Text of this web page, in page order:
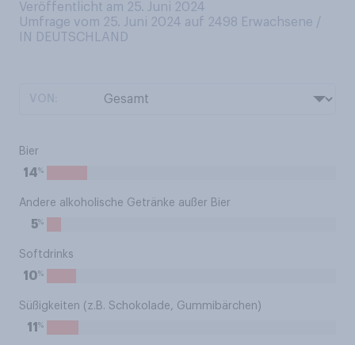
Veröffentlicht am 25. Juni 2024
Umfrage vom 25. Juni 2024 auf 2498 Erwachsene /
IN DEUTSCHLAND
Bier
14%
Andere alkoholische Getränke außer Bier
5%
Softdrinks
10%
Süßigkeiten (z.B. Schokolade, Gummibärchen)
11 %